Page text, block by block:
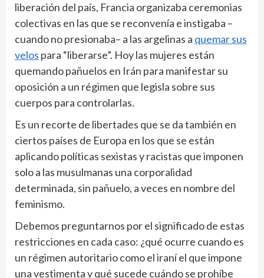
liberación del país, Francia organizaba ceremonias
colectivas en las que se reconvenía e instigaba –
cuando no presionaba– a las argelinas a quemar sus
velos para “liberarse”. Hoy las mujeres están
quemando pañuelos en Irán para manifestar su
oposición a un régimen que legisla sobre sus
cuerpos para controlarlas.
Es un recorte de libertades que se da también en
ciertos países de Europa en los que se están
aplicando políticas sexistas y racistas que imponen
solo a las musulmanas una corporalidad
determinada, sin pañuelo, a veces en nombre del
feminismo.
Debemos preguntarnos por el significado de estas
restricciones en cada caso: ¿qué ocurre cuando es
un régimen autoritario como el iraní el que impone
una vestimenta y qué sucede cuándo se prohíbe